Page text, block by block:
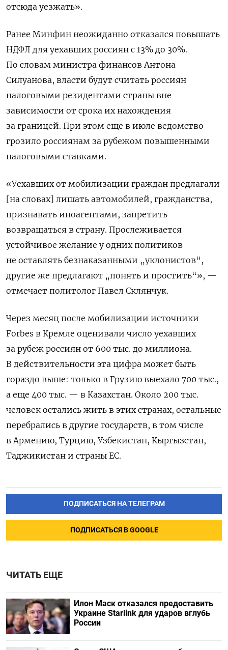
отсюда уезжать».
Ранее Минфин неожиданно отказался повышать
НДФЛ для уехавших россиян с 13% до 30%.
По словам министра финансов Антона
Силуанова, власти будут считать россиян
налоговыми резидентами страны вне
зависимости от срока их нахождения
за границей. При этом еще в июле ведомство
грозило россиянам за рубежом повышенными
налоговыми ставками.
«Уехавших от мобилизации граждан предлагали
[на словах] лишать автомобилей, гражданства,
признавать иноагентами, запретить
возвращаться в страну. Прослеживается
устойчивое желание у одних политиков
не оставлять безнаказанными „уклонистов“,
другие же предлагают „понять и простить“», —
отмечает политолог Павел Склянчук.
Через месяц после мобилизации источники
Forbes в Кремле оценивали число уехавших
за рубеж россиян от 600 тыс. до миллиона.
В действительности эта цифра может быть
гораздо выше: только в Грузию выехало 700 тыс.,
а еще 400 тыс. — в Казахстан. Около 200 тыс.
человек остались жить в этих странах, остальные
перебрались в другие государств, в том числе
в Армению, Турцию, Узбекистан, Кыргызстан,
Таджикистан и страны ЕС.
ПОДПИСАТЬСЯ НА ТЕЛЕГРАМ
ПОДПИСАТЬСЯ В GOOGLE
ЧИТАТЬ ЕЩЕ
Илон Маск отказался предоставить
Украине Starlink для ударов вглубь
России